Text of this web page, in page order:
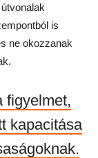
is
ne okozzanak
figyelmet,
kapacitása